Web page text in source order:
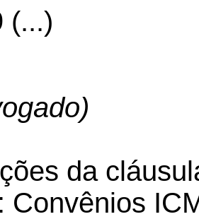
(...)
da
Convênios